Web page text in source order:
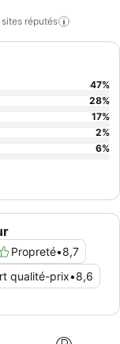
réputés
Propreté•8,7
qualité-prix•8,6
47%
28%
17%
2%
6%